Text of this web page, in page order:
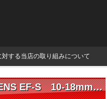
対する当店の取り組みについて
Canon Zoom LENS EF-S 10-18mm f/4.5-5.6 IS STM